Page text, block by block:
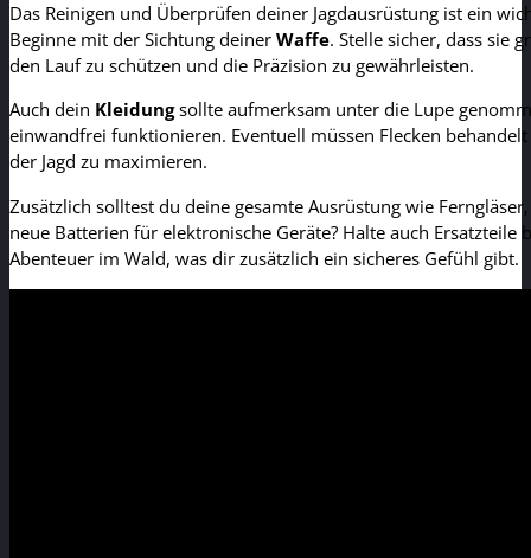
Das Reinigen und Überprüfen deiner Jagdausrüstung ist ein
Beginne mit der Sichtung deiner Waffe. Stelle sicher, dass sie
den Lauf zu schützen und die Präzision zu gewährleisten.
Auch dein Kleidungsollte aufmerksam unter die Lupe
einwandfrei funktionieren. Eventuell müssen Flecken
der Jagd zu maximieren.
Zusätzlich solltest du deine gesamte Ausrüstung wie
neue Batterien für elektronische Geräte? Halte auch
Abenteuer im Wald, was dir zusätzlich ein sicheres Gefühl gibt.